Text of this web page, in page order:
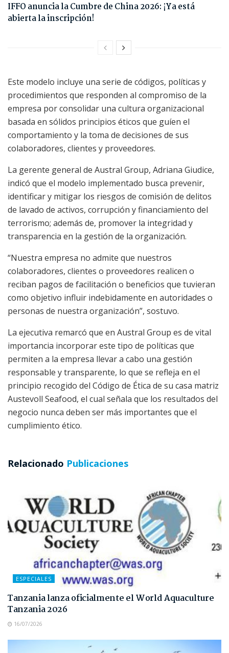
IFFO anuncia la Cumbre de China 2026: ¡Ya está
abierta la inscripción!
Este modelo incluye una serie de códigos, políticas y
procedimientos que responden al compromiso de la
empresa por consolidar una cultura organizacional
basada en sólidos principios éticos que guíen el
comportamiento y la toma de decisiones de sus
colaboradores, clientes y proveedores.
La gerente general de Austral Group, Adriana Giudice,
indicó que el modelo implementado busca prevenir,
identificar y mitigar los riesgos de comisión de delitos
de lavado de activos, corrupción y financiamiento del
terrorismo; además de, promover la integridad y
transparencia en la gestión de la organización.
“Nuestra empresa no admite que nuestros
colaboradores, clientes o proveedores realicen o
reciban pagos de facilitación o beneficios que tuvieran
como objetivo influir indebidamente en autoridades o
personas de nuestra organización”, sostuvo.
La ejecutiva remarcó que en Austral Group es de vital
importancia incorporar este tipo de políticas que
permiten a la empresa llevar a cabo una gestión
responsable y transparente, lo que se refleja en el
principio recogido del Código de Ética de su casa matriz
Austevoll Seafood, el cual señala que los resultados del
negocio nunca deben ser más importantes que el
cumplimiento ético.
Relacionado Publicaciones
ESPECIALES
Tanzania lanza oficialmente el World Aquaculture
Tanzania 2026
16/07/2026